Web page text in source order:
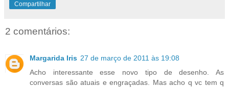
Compartilhar
2 comentários:
Margarida Iris 27 de março de 2011 às 19:08
Acho interessante esse novo tipo de desenho. As
conversas são atuais e engraçadas. Mas acho q vc tem q